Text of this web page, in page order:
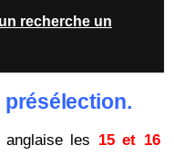
recherche un
présélection.
les 15 et 16